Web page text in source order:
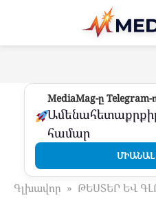
Перейти
контенту
MediaMag-ը Telegram-
համար
ՄԻԱՆԱԼ
Գլխավոր » ԹԵՍՏԵՐ ԵՎ